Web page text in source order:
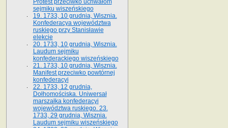
Protest przeciwko uchwałom
sejmiku wiszeńskiego
19. 1733, 10 grudnia, Wisznia.
Konfederacya województwa
ruskiego przy Stanisławie
elekcie
20. 1733, 10 grudnia, Wisznia.
Laudum sejmiku
konfederackiego wiszeńskiego
21. 1733, 10 grudnia, Wisznia.
Manifest przeciwko powtórnej
konfederacyi
22. 1733, 12 grudnia,
Dołhomościska. Uniwersał
marszałka konfederacyi
województwa ruskiego. 23.
1733, 29 grudnia, Wisznia.
Laudum sejmiku wiszeńskiego